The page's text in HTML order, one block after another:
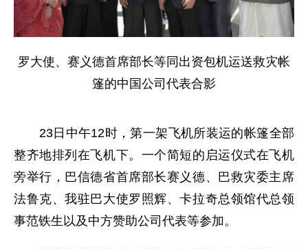
罗大使、赛义德首席部长等同出资包机运送救灾帐
篷的中国公司代表合影
23日中午12时，第一架飞机所装运的帐篷全部
整齐地排列在飞机下。一个简短的启运仪式在飞机
旁举行，巴信德省首席部长赛义德、巴救灾委主席
法鲁克、我驻巴大使罗照辉、卡拉奇总领馆代总领
事范铁生以及中方赞助公司代表等参加。